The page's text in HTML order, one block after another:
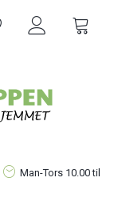
Man-Tors 10.00 til